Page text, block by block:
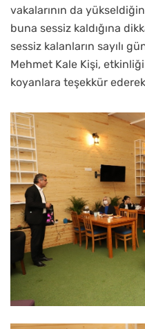
vakalarının da
buna sessiz kaldığına
sessiz kalanların sayılı
Mehmet Kale Kişi,
koyanlara teşekkür